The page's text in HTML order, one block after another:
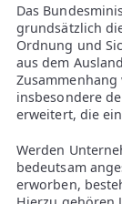
Das
grundsätzlich
Ordnung und
aus dem
insbesondere
erweitert, die
Werden
bedeutsam
erworben,